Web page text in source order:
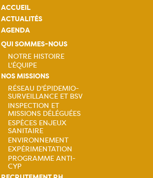
ACCUEIL
ACTUALITÉS
AGENDA
QUI SOMMES-NOUS
Navigation
principale
NOTRE HISTOIRE
L'ÉQUIPE
NOS MISSIONS
Navigation
principale
RÉSEAU D'ÉPIDEMIO-
SURVEILLANCE ET BSV
INSPECTION ET
MISSIONS DÉLÉGUÉES
ESPÈCES ENJEUX
SANITAIRE
ENVIRONNEMENT
EXPÉRIMENTATION
PROGRAMME ANTI-
CYP